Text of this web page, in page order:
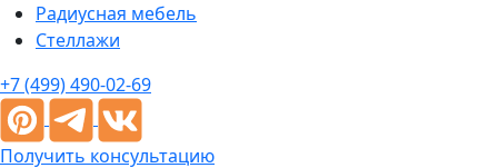
Радиусная мебель
Стеллажи
+7 (499) 490-02-69
Получить консультацию